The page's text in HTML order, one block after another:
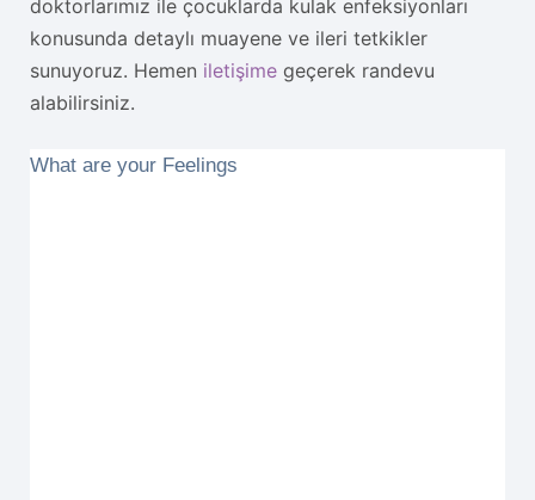
doktorlarımız ile çocuklarda kulak enfeksiyonları
konusunda detaylı muayene ve ileri tetkikler
sunuyoruz. Hemen iletişime geçerek randevu
alabilirsiniz.
What are your Feelings